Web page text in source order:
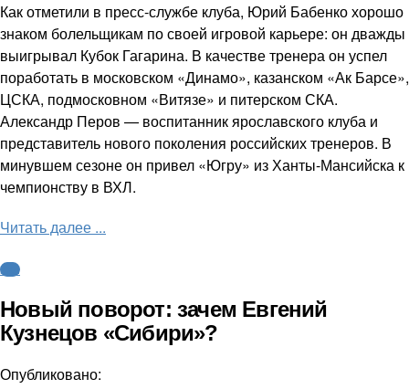
Как отметили в пресс-службе клуба, Юрий Бабенко хорошо
знаком болельщикам по своей игровой карьере: он дважды
выигрывал Кубок Гагарина. В качестве тренера он успел
поработать в московском «Динамо», казанском «Ак Барсе»,
ЦСКА, подмосковном «Витязе» и питерском СКА.
Александр Перов — воспитанник ярославского клуба и
представитель нового поколения российских тренеров. В
минувшем сезоне он привел «Югру» из Ханты-Мансийска к
чемпионству в ВХЛ.
Читать далее ...
КХЛ
Новый поворот: зачем Евгений
Кузнецов «Сибири»?
Опубликовано: